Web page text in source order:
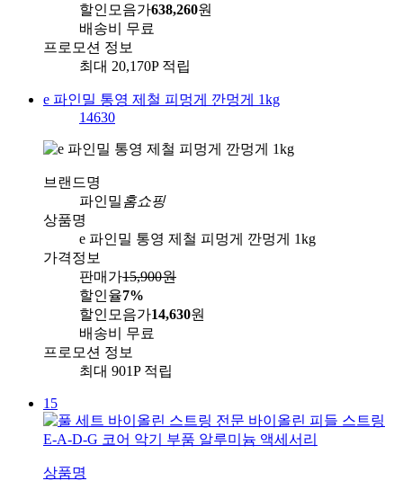
할인모음가638,260원
배송비
무료
프로모션 정보
최대 20,170P 적립
e 파인밀 통영 제철 피멍게 깐멍게 1kg
14630
브랜드명
파인밀 홈쇼핑
상품명
e 파인밀 통영 제철 피멍게 깐멍게 1kg
가격정보
판매가15,900원
할인율7%
할인모음가14,630원
배송비
무료
프로모션 정보
최대 901P 적립
15
상품명